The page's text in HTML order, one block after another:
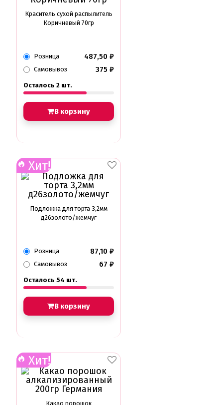
Краситель сухой распылитель
Коричневый 70гр
Розница 487,50 ₽
Самовывоз 375 ₽
Осталось 2 шт.
В корзину
Хит!
Подложка для торта 3,2мм
д26золото/жемчуг
Розница 87,10 ₽
Самовывоз 67 ₽
Осталось 54 шт.
В корзину
Хит!
Какао порошок